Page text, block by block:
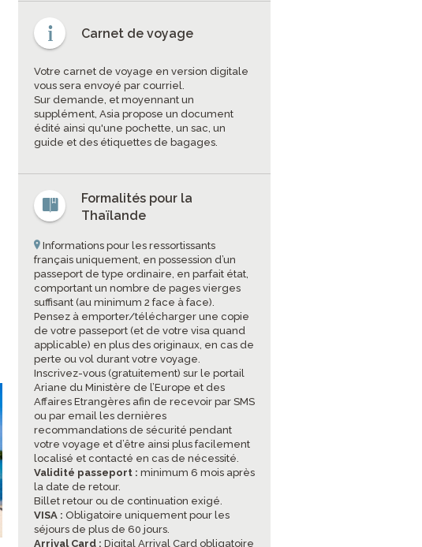
Carnet de voyage
Votre carnet de voyage en version digitale
vous sera envoyé par courriel.
Sur demande, et moyennant un
supplément, Asia propose un document
édité ainsi qu'une pochette, un sac, un
guide et des étiquettes de bagages.
Formalités pour la
Thaïlande
Informations pour les ressortissants
français uniquement, en possession d’un
passeport de type ordinaire, en parfait état,
comportant un nombre de pages vierges
suffisant (au minimum 2 face à face).
Pensez à emporter/télécharger une copie
de votre passeport (et de votre visa quand
applicable) en plus des originaux, en cas de
perte ou vol durant votre voyage.
Inscrivez-vous (gratuitement) sur le portail
Ariane du Ministère de l’Europe et des
Affaires Etrangères afin de recevoir par SMS
ou par email les dernières
recommandations de sécurité pendant
votre voyage et d’être ainsi plus facilement
localisé et contacté en cas de nécessité.
Validité passeport : minimum 6 mois après
la date de retour.
Billet retour ou de continuation exigé.
VISA : Obligatoire uniquement pour les
séjours de plus de 60 jours.
Arrival Card :Digital Arrival Card obligatoire